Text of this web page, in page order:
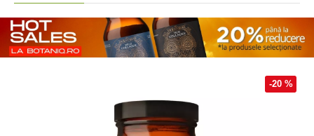
-20 %